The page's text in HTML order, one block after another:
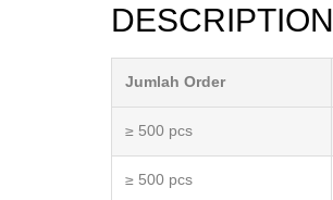
DESCRIPTION
Jumlah Order
≥ 500 pcs
≥ 500 pcs